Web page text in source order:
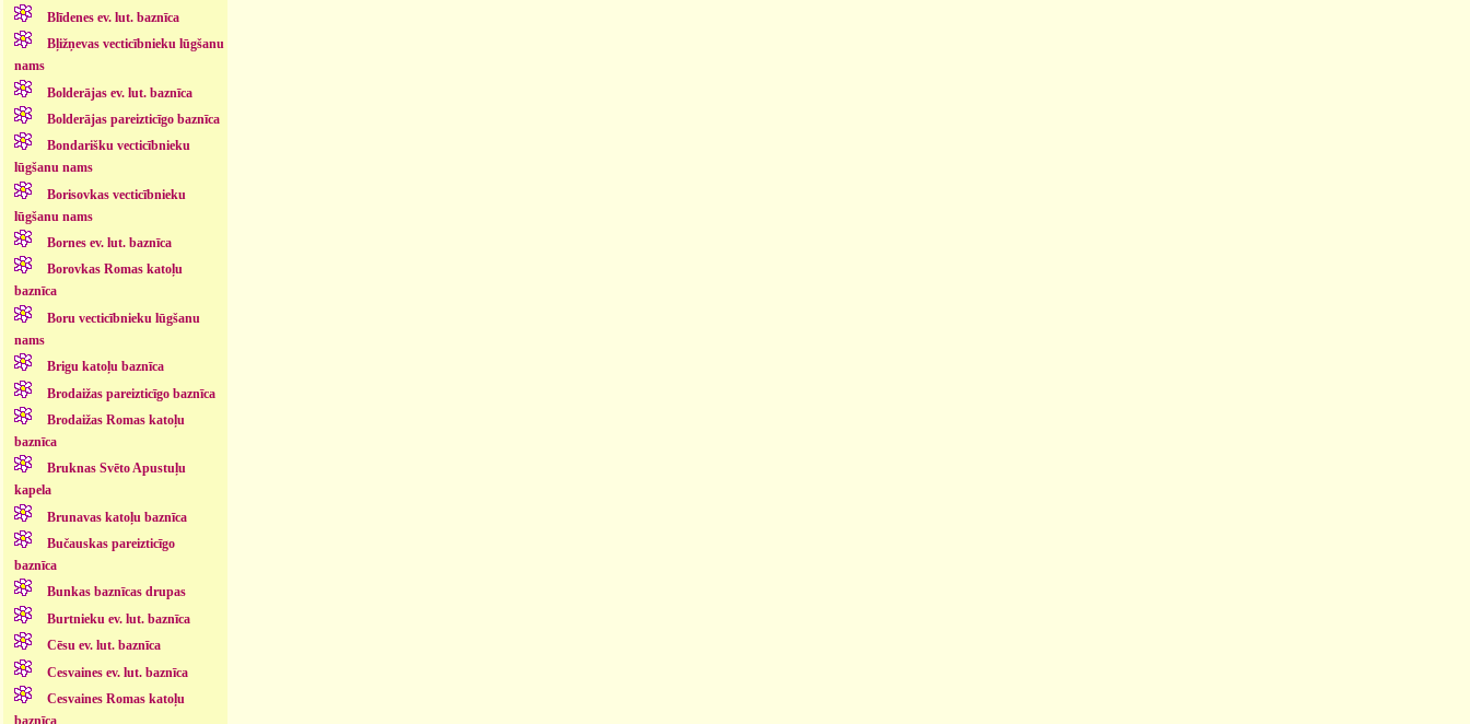
Blīdenes ev. lut. baznīca
Bļižņevas vecticībnieku lūgšanu
nams
Bolderājas ev. lut. baznīca
Bolderājas pareizticīgo baznīca
Bondarišku vecticībnieku
lūgšanu nams
Borisovkas vecticībnieku
lūgšanu nams
Bornes ev. lut. baznīca
Borovkas Romas katoļu
baznīca
Boru vecticībnieku lūgšanu
nams
Brigu katoļu baznīca
Brodaižas pareizticīgo baznīca
Brodaižas Romas katoļu
baznīca
Bruknas Svēto Apustuļu
kapela
Brunavas katoļu baznīca
Bučauskas pareizticīgo
baznīca
Bunkas baznīcas drupas
Burtnieku ev. lut. baznīca
Cēsu ev. lut. baznīca
Cesvaines ev. lut. baznīca
Cesvaines Romas katoļu
baznīca